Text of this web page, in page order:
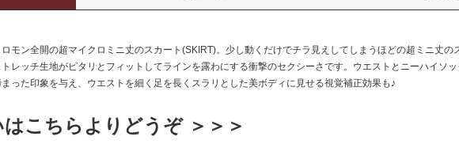
モン全開の超マイクロミニ丈のスカート(SKIRT)。少し動くだけでチラ見えしてしまうほどの超ミニ丈の
レッチ生地がピタリとフィットしてラインを露わにする衝撃のセクシーさです。ウエストとニーハイソ
った印象を与え、ウエストを細く足を長くスラリとした美ボディに見せる視覚補正効果も♪
こちらよりどうぞ ＞＞＞